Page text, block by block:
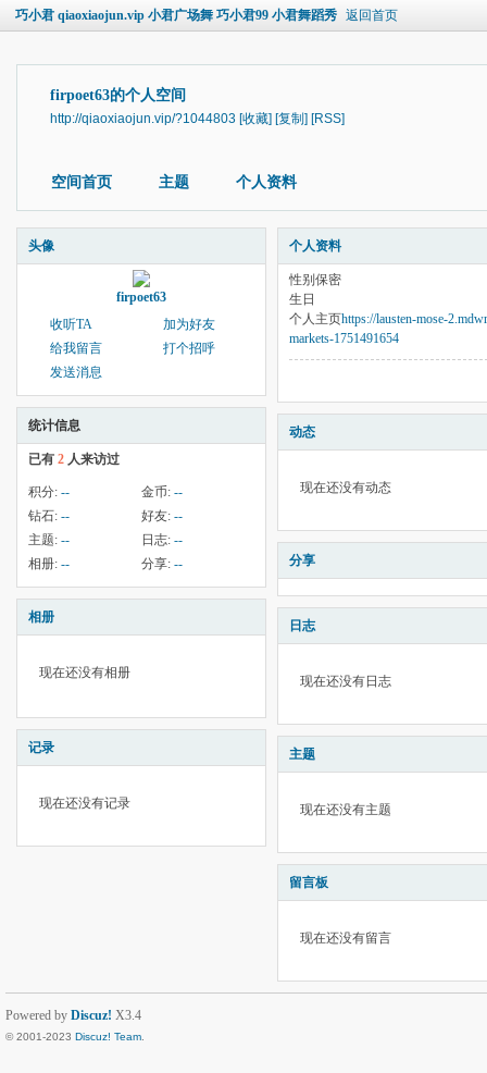
巧小君 qiaoxiaojun.vip 小君广场舞 巧小君99 小君舞蹈秀 返回首页
firpoet63的个人空间
http://qiaoxiaojun.vip/?1044803 [收藏] [复制] [RSS]
空间首页 主题 个人资料
头像
firpoet63
收听TA
加为好友
给我留言
打个招呼
发送消息
统计信息
已有 2 人来访过
积分: -- 金币: --
钻石: -- 好友: --
主题: -- 日志: --
相册: -- 分享: --
相册
现在还没有相册
记录
现在还没有记录
个人资料
性别 保密
生日
个人主页https://lausten-mose-
markets-1751491654
动态
现在还没有动态
分享
日志
现在还没有日志
主题
现在还没有主题
留言板
现在还没有留言
Powered by Discuz! X3.4
© 2001-2023 Discuz! Team